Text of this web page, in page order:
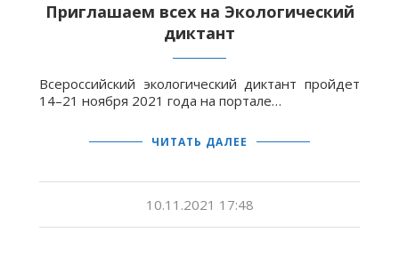
Приглашаем всех на Экологический
диктант
Всероссийский экологический диктант пройдет
14–21 ноября 2021 года на портале…
ЧИТАТЬ ДАЛЕЕ
10.11.2021 17:48